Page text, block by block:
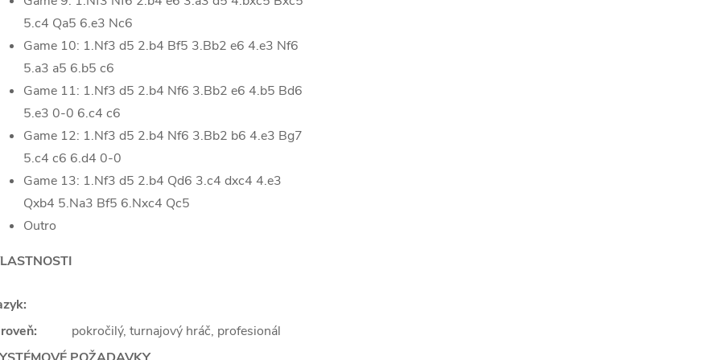
5.c4 Qa5 6.e3 Nc6
Game 10: 1.Nf3 d5 2.b4 Bf5 3.Bb2 e6 4.e3 Nf6
5.a3 a5 6.b5 c6
Game 11: 1.Nf3 d5 2.b4 Nf6 3.Bb2 e6 4.b5 Bd6
5.e3 0-0 6.c4 c6
Game 12: 1.Nf3 d5 2.b4 Nf6 3.Bb2 b6 4.e3 Bg7
5.c4 c6 6.d4 0-0
Game 13: 1.Nf3 d5 2.b4 Qd6 3.c4 dxc4 4.e3
Qxb4 5.Na3 Bf5 6.Nxc4 Qc5
Outro
pokročilý, turnajový hráč, profesionál